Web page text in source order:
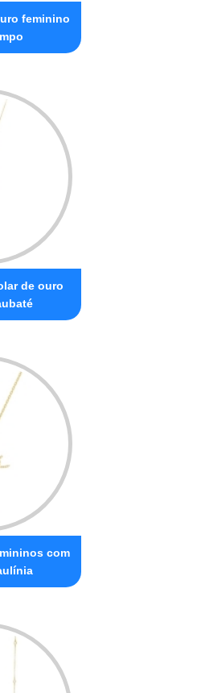
feminino
de ouro
com